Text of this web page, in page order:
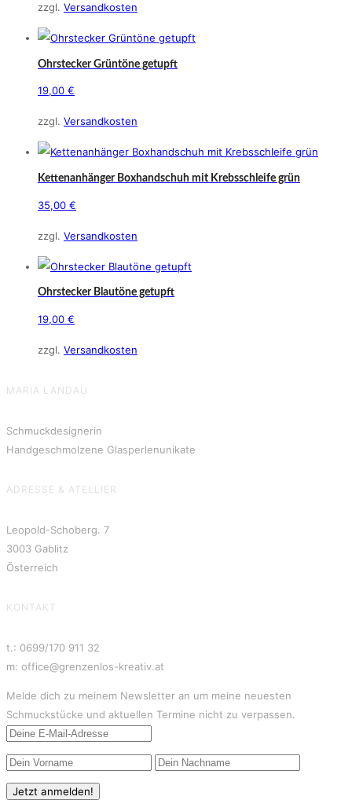
zzgl. Versandkosten
Ohrstecker Grüntöne getupft
19,00 €
zzgl. Versandkosten
Kettenanhänger Boxhandschuh mit Krebsschleife grün
35,00 €
zzgl. Versandkosten
Ohrstecker Blautöne getupft
19,00 €
zzgl. Versandkosten
MARIA LANDAU
Schmuckdesignerin
Handgeschmolzene Glasperlenunikate
ADRESSE & ATELLIER
Leopold-Schoberg. 7
3003 Gablitz
Österreich
KONTAKT
t.: 0699/170 911 32
m: office@grenzenlos-kreativ.at
Melde dich zu meinem Newsletter an um meine neuesten
Schmuckstücke und aktuellen Termine nicht zu verpassen.